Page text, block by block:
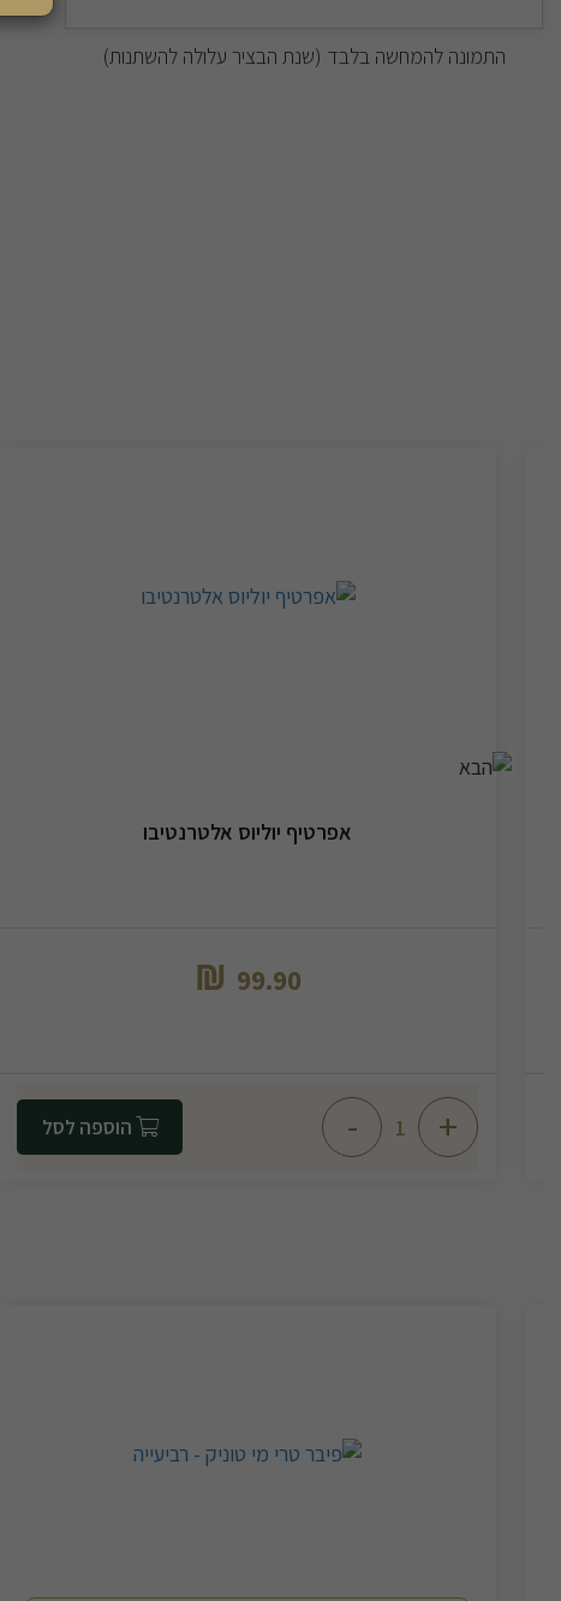
התמונה להמחשה בלבד (שנת הבציר עלולה להשתנות)
אפרטיף יוליוס אלטרנטיבו
99.90
₪
+
-